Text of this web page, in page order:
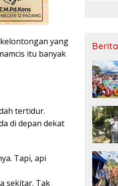
yang
itu banyak
tertidur.
di depan dekat
Tapi, api
sekitar. Tak